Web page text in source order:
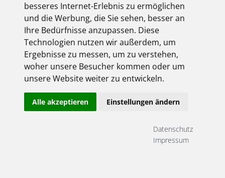
besseres Internet-Erlebnis zu ermöglichen
und die Werbung, die Sie sehen, besser an
Ihre Bedürfnisse anzupassen. Diese
Technologien nutzen wir außerdem, um
Ergebnisse zu messen, um zu verstehen,
woher unsere Besucher kommen oder um
unsere Website weiter zu entwickeln.
Alle akzeptieren Einstellungen ändern
Datenschutz
Impressum
Angemeldet bleiben
Jetzt registrieren!